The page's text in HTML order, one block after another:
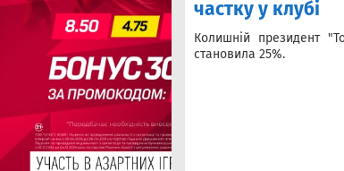
частку у клубі
Колишній президент
становила 25%.